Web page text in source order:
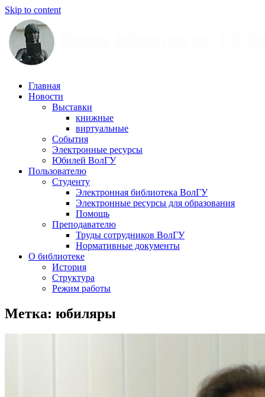
Skip to content
Научная
библиотека
Иншакова
Главная
Новости
Выставки
книжные
виртуальные
События
Электронные ресурсы
Юбилей ВолГУ
Пользователю
Студенту
Электронная библиотека ВолГУ
Электронные ресурсы для образования
Помощь
Преподавателю
Труды сотрудников ВолГУ
Нормативные документы
О библиотеке
История
Структура
Режим работы
Метка: юбиляры